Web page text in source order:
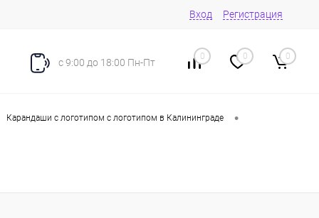
Вход Регистрация
с 9:00 до 18:00 Пн-Пт
0 0 0
Карандаши с логотипом с логотипом в Калининграде •